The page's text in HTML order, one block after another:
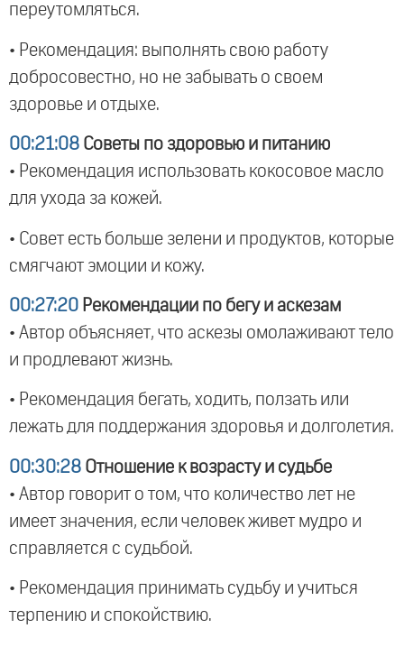
переутомляться.
• Рекомендация: выполнять свою работу
добросовестно, но не забывать о своем
здоровье и отдыхе.
00:21:08 Советы по здоровью и питанию
• Рекомендация использовать кокосовое масло
для ухода за кожей.
• Совет есть больше зелени и продуктов, которые
смягчают эмоции и кожу.
00:27:20 Рекомендации по бегу и аскезам
• Автор объясняет, что аскезы омолаживают тело
и продлевают жизнь.
• Рекомендация бегать, ходить, ползать или
лежать для поддержания здоровья и долголетия.
00:30:28 Отношение к возрасту и судьбе
• Автор говорит о том, что количество лет не
имеет значения, если человек живет мудро и
справляется с судьбой.
• Рекомендация принимать судьбу и учиться
терпению и спокойствию.